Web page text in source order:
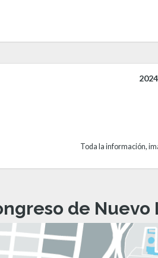
Toda la información,
de Nuevo